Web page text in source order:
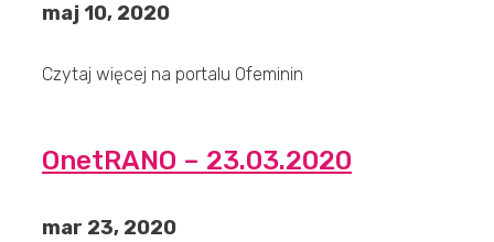
maj 10, 2020
Czytaj więcej na portalu Ofeminin
OnetRANO – 23.03.2020
mar 23, 2020